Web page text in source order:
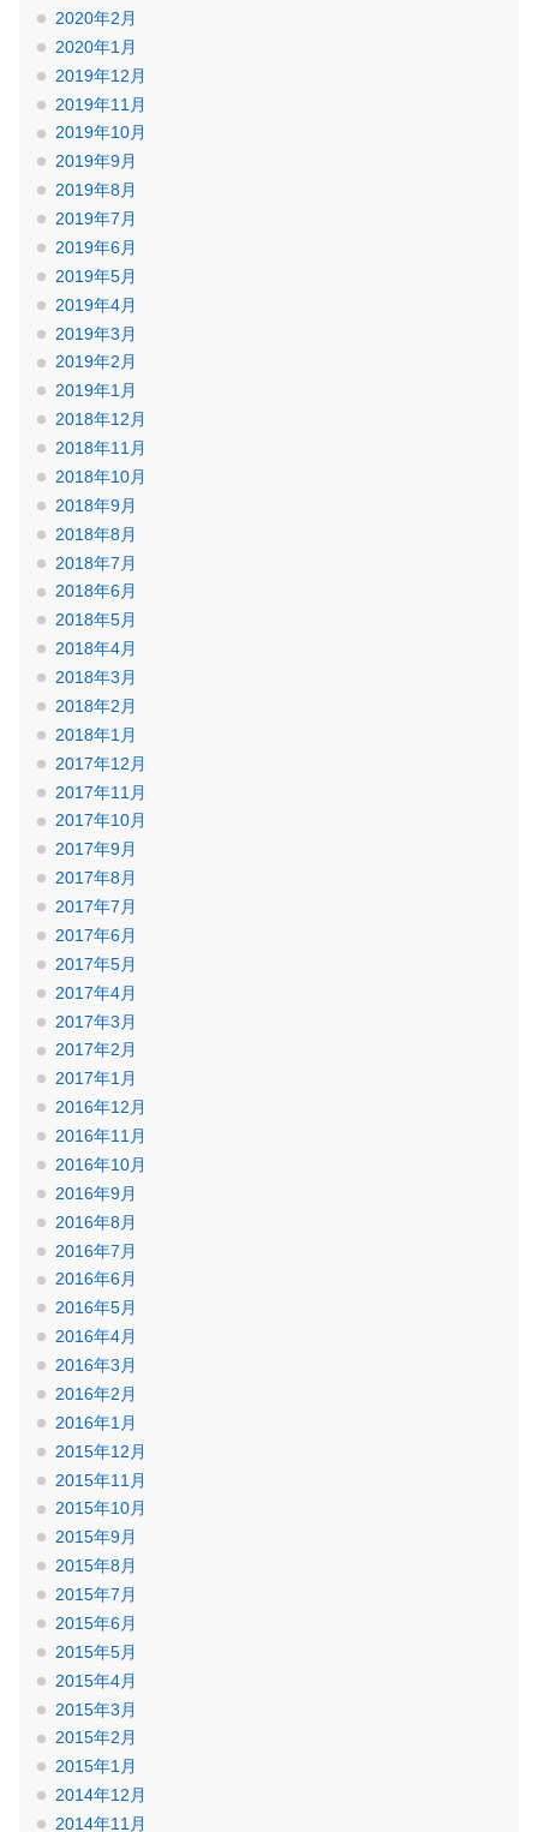
2020年2月
2020年1月
2019年12月
2019年11月
2019年10月
2019年9月
2019年8月
2019年7月
2019年6月
2019年5月
2019年4月
2019年3月
2019年2月
2019年1月
2018年12月
2018年11月
2018年10月
2018年9月
2018年8月
2018年7月
2018年6月
2018年5月
2018年4月
2018年3月
2018年2月
2018年1月
2017年12月
2017年11月
2017年10月
2017年9月
2017年8月
2017年7月
2017年6月
2017年5月
2017年4月
2017年3月
2017年2月
2017年1月
2016年12月
2016年11月
2016年10月
2016年9月
2016年8月
2016年7月
2016年6月
2016年5月
2016年4月
2016年3月
2016年2月
2016年1月
2015年12月
2015年11月
2015年10月
2015年9月
2015年8月
2015年7月
2015年6月
2015年5月
2015年4月
2015年3月
2015年2月
2015年1月
2014年12月
2014年11月